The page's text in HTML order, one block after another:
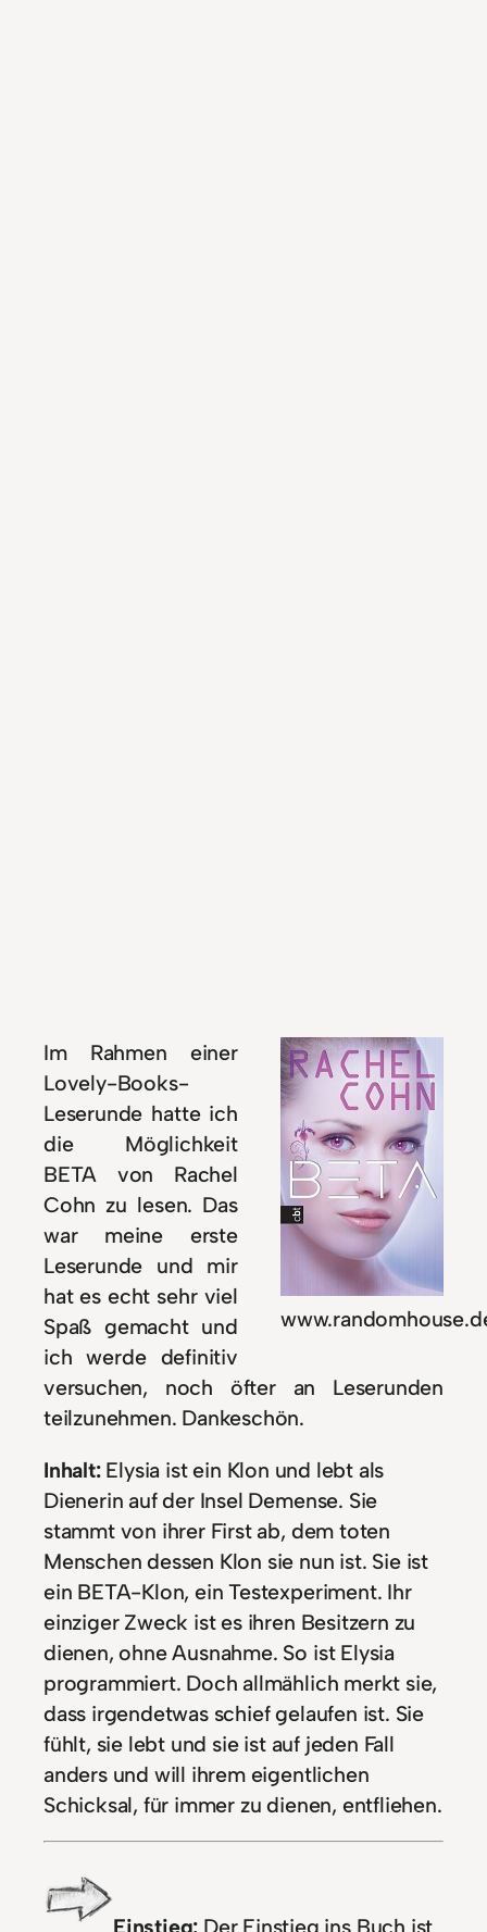
Im Rahmen einer
Lovely-Books-
Leserunde hatte ich
die Möglichkeit
BETA von Rachel
Cohn zu lesen. Das
war meine erste
Leserunde und mir
hat es echt sehr viel
Spaß gemacht und
ich werde definitiv
versuchen, noch öfter an Leserunden
teilzunehmen. Dankeschön.
Inhalt:Elysia ist ein Klon und lebt als
Dienerin auf der Insel Demense. Sie
stammt von ihrer First ab, dem toten
Menschen dessen Klon sie nun ist. Sie ist
ein BETA-Klon, ein Testexperiment. Ihr
einziger Zweck ist es ihren Besitzern zu
dienen, ohne Ausnahme. So ist Elysia
programmiert. Doch allmählich merkt sie,
dass irgendetwas schief gelaufen ist. Sie
fühlt, sie lebt und sie ist auf jeden Fall
anders und will ihrem eigentlichen
Schicksal, für immer zu dienen, entfliehen.
Einstieg: Der Einstieg ins Buch ist